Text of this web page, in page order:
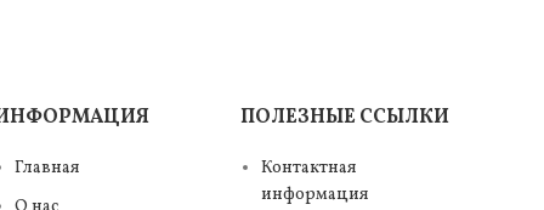
Главная
ПОЛЕЗНЫЕ ССЫЛКИ
Контактная
информация